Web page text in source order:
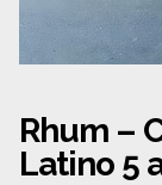
Rhum –
Latino 5